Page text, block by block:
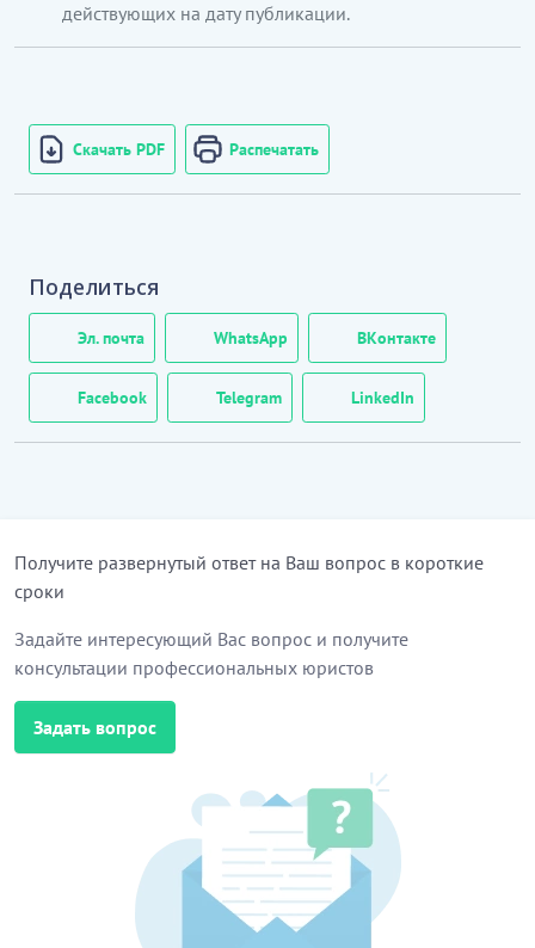
действующих на дату публикации.
Скачать PDF Распечатать
Поделиться
Эл. почта WhatsApp ВКонтакте
Facebook Telegram LinkedIn
Получите развернутый ответ на Ваш вопрос в короткие
сроки
Задайте интересующий Вас вопрос и получите
консультации профессиональных юристов
Задать вопрос